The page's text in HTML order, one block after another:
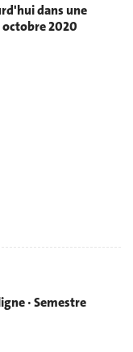
dans une
octobre 2020
· Semestre